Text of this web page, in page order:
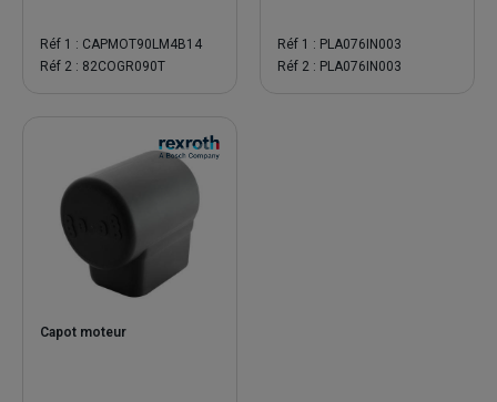
Réf 1 : CAPMOT90LM4B14
Réf 2 : 82COGR090T
Réf 1 : PLA076IN003
Réf 2 : PLA076IN003
Capot moteur